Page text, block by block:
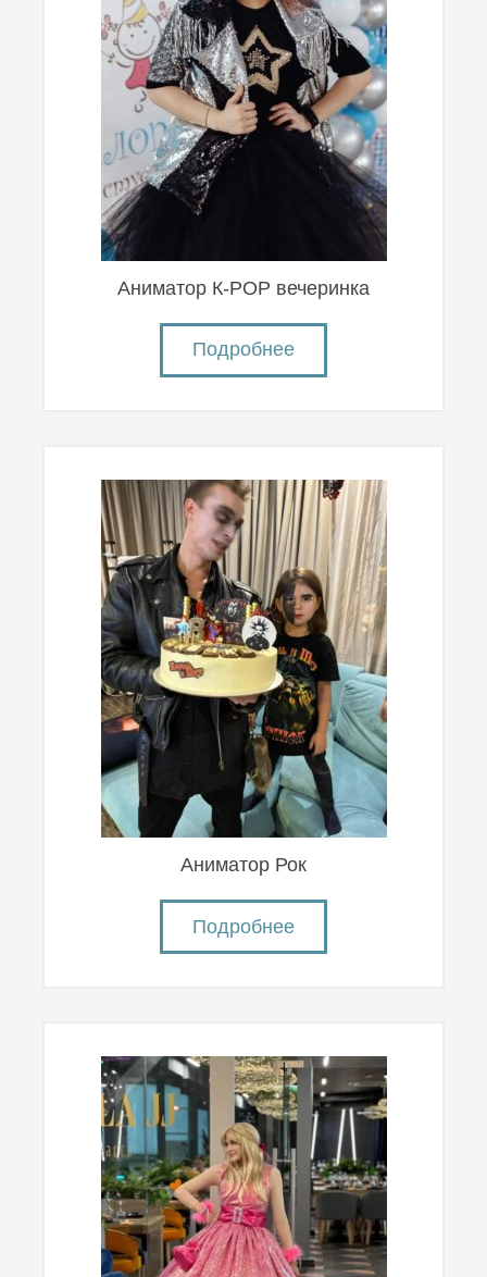
Аниматор К-POP вечеринка
Подробнее
Аниматор Рок
Подробнее